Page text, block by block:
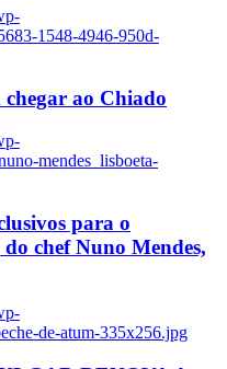
1548-4946-950d-
chegar ao Chiado
mendes_lisboeta-
para o
chef Nuno Mendes,
de-atum-335x256.jpg